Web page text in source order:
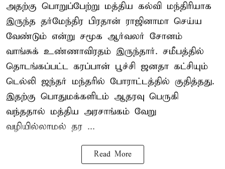
அதற்கு பொறுப்பேற்று மத்திய கல்வி மந்திரியாக
இருந்த தர்மேந்திர பிரதான் ராஜினாமா செய்ய
வேண்டும் என்று சமூக ஆர்வலர் சோனம்
வாங்சுக் உண்ணாவிரதம் இருந்தார். சமீபத்தில்
தொடங்கப்பட்ட கரப்பான் பூச்சி ஜனதா கட்சியும்
டெல்லி ஜந்தர் மந்தரில் போராட்டத்தில் குதித்தது.
இதற்கு பொதுமக்களிடம் ஆதரவு பெருகி
வந்ததால் மத்திய அரசாங்கம் வேறு
வழியில்லாமல் தர ...
Read More